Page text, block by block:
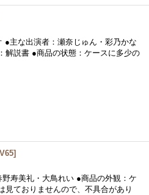
主な出演者：瀬奈じゅん・彩乃かな
解説書 ●商品の状態：ケースに多少の
]
寿美礼・大鳥れい ●商品の外観：ケ
ておりませんので、不具合があり